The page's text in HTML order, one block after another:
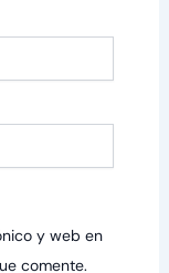
y web en
comente.